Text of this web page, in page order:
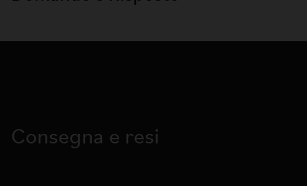
Consegna e resi